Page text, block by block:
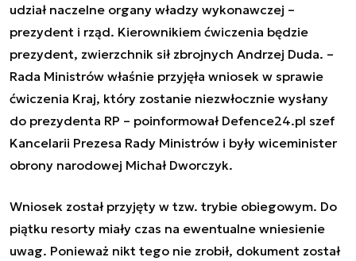
udział naczelne organy władzy wykonawczej –
prezydent i rząd. Kierownikiem ćwiczenia będzie
prezydent, zwierzchnik sił zbrojnych Andrzej Duda. –
Rada Ministrów właśnie przyjęła wniosek w sprawie
ćwiczenia Kraj, który zostanie niezwłocznie wysłany
do prezydenta RP – poinformował Defence24.pl szef
Kancelarii Prezesa Rady Ministrów i były wiceminister
obrony narodowej Michał Dworczyk.
Wniosek został przyjęty w tzw. trybie obiegowym. Do
piątku resorty miały czas na ewentualne wniesienie
uwag. Ponieważ nikt tego nie zrobił, dokument został